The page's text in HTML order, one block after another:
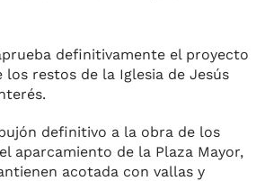
d
s
s
A
p
gr
a
ar
r
definitivamente el proyecto
los restos de la Iglesia de Jesús
definitivo a la obra de los
aparcamiento de la Plaza Mayor,
acotada con vallas y